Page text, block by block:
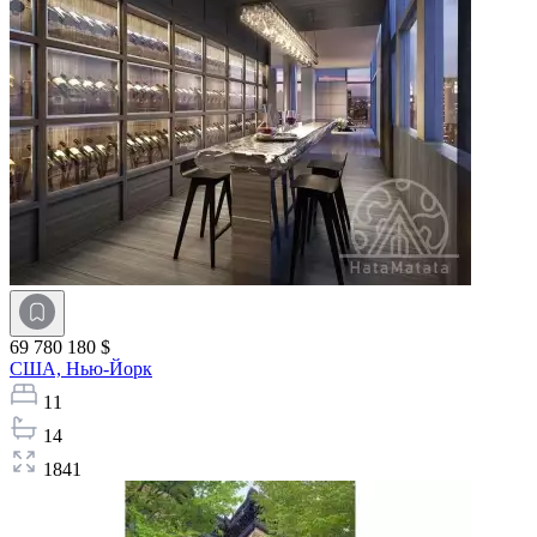
69 780 180 $
США, Нью-Йорк
11
14
1841